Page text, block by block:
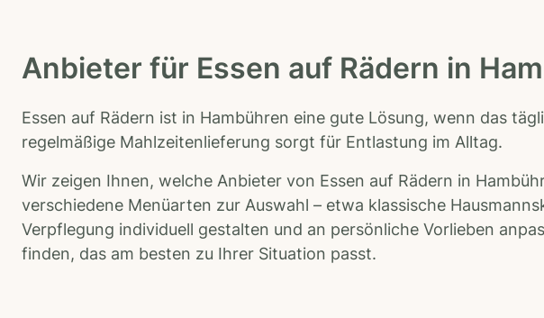
b
e
Anbieter für Essen auf Rädern in
Essen auf Rädern ist in Hambühren eine gute Lösung, wenn das
regelmäßige Mahlzeitenlieferung sorgt für Entlastung im Alltag.
Wir zeigen Ihnen, welche Anbieter von Essen auf Rädern in
verschiedene Menüarten zur Auswahl – etwa klassische
Verpflegung individuell gestalten und an persönliche Vorlieben
finden, das am besten zu Ihrer Situation passt.